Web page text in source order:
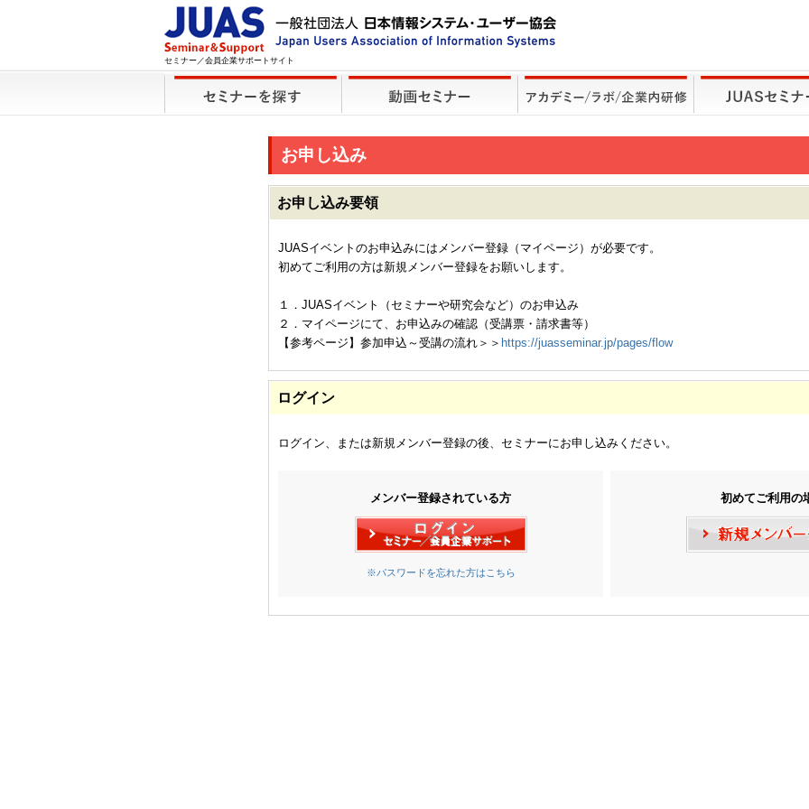
セミナー／会員企業サポートサイト
お申し込み
お申し込み要領
JUASイベントのお申込みにはメンバー登録（マイページ）が必要です。
初めてご利用の方は新規メンバー登録をお願いします。
１．JUASイベント（セミナーや研究会など）のお申込み
２．マイページにて、お申込みの確認（受講票・請求書等）
【参考ページ】参加申込～受講の流れ＞＞ https://juasseminar.jp/pages/flow
ログイン
ログイン、または新規メンバー登録の後、セミナーにお申し込みください。
メンバー登録されている方
※パスワードを忘れた方はこちら
初めてご利用の